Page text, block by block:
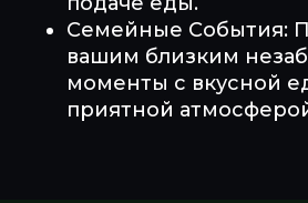
Семейные События:
вашим близким
моменты с вкусной
приятной